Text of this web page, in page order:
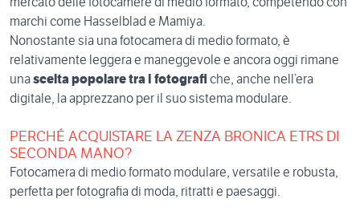
marchi come Hasselblad e Mamiya.
Nonostante sia una fotocamera di medio formato, è
relativamente leggera e maneggevole e ancora oggi rimane
unascelta popolare tra i fotografiche, anche nell’era
digitale, la apprezzano per il suo sistema modulare.
PERCHÉ ACQUISTARE LA ZENZA BRONICA ETRS DI
SECONDA MANO?
Fotocamera di medio formato modulare, versatile e robusta,
perfetta per fotografia di moda, ritratti e paesaggi.